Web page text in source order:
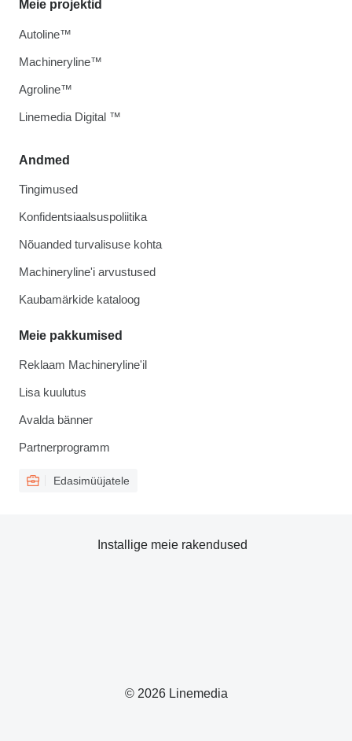
Andmed
Tingimused
Konfidentsiaalsuspoliitika
Nõuanded turvalisuse kohta
Machineryline'i arvustused
Kaubamärkide kataloog
Meie pakkumised
Reklaam Machineryline'il
Lisa kuulutus
Avalda bänner
Partnerprogramm
Edasimüüjatele
Meie projektid
Autoline™
Machineryline™
Agroline™
Linemedia Digital ™
© 2026 Linemedia
Installige meie rakendused